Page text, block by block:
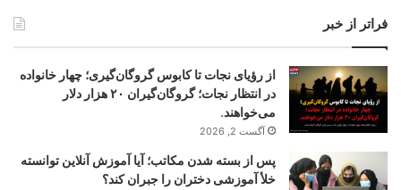
فراتر از خبر
از رؤیای نجات تا کابوس گروگان‌گیری؛ چهار خانواده
در انتظار نجات؛ گروگان‌گیران ۲۰ هزار دلار
می‌خواهند.
آگست 2, 2026
پس از بسته شدن مکاتب؛ آیا آموزش آنلاین توانسته
خلأ آموزشی دختران را جبران کند؟